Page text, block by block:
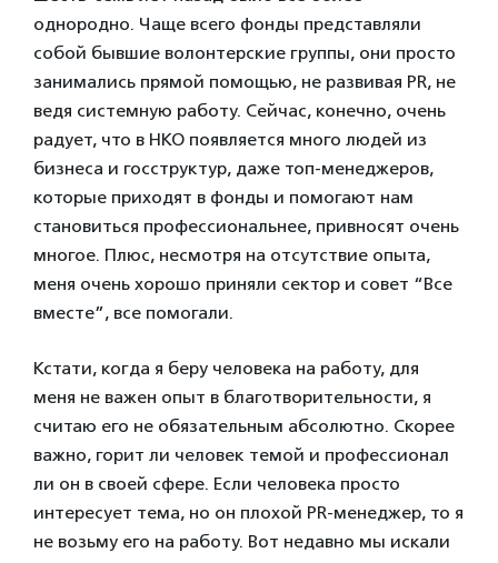
однородно. Чаще всего фонды представляли
собой бывшие волонтерские группы, они просто
занимались прямой помощью, не развивая PR, не
ведя системную работу. Сейчас, конечно, очень
радует, что в НКО появляется много людей из
бизнеса и госструктур, даже топ-менеджеров,
которые приходят в фонды и помогают нам
становиться профессиональнее, привносят очень
многое. Плюс, несмотря на отсутствие опыта,
меня очень хорошо приняли сектор и совет “Все
вместе”, все помогали.
Кстати, когда я беру человека на работу, для
меня не важен опыт в благотворительности, я
считаю его не обязательным абсолютно. Скорее
важно, горит ли человек темой и профессионал
ли он в своей сфере. Если человека просто
интересует тема, но он плохой PR-менеджер, то я
не возьму его на работу. Вот недавно мы искали